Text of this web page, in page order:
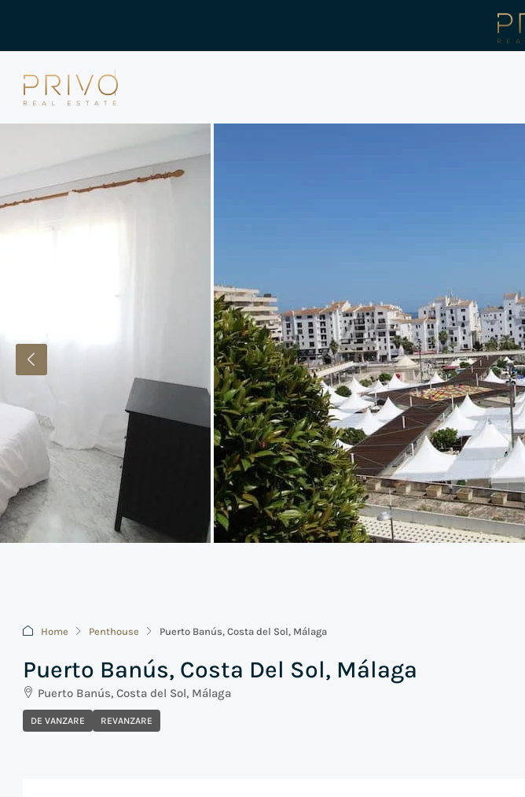
Home Penthouse Puerto Banús, Costa del Sol, Málaga
Puerto Banús, Costa Del Sol, Málaga
Puerto Banús, Costa del Sol, Málaga
DE VANZARE REVANZARE